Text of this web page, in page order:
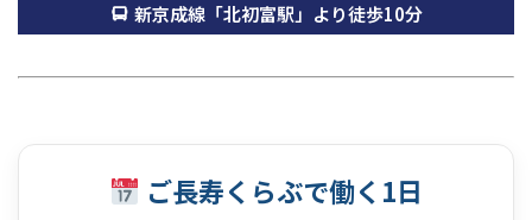
新京成線「北初富駅」より徒歩10分
ご長寿くらぶで働く1日